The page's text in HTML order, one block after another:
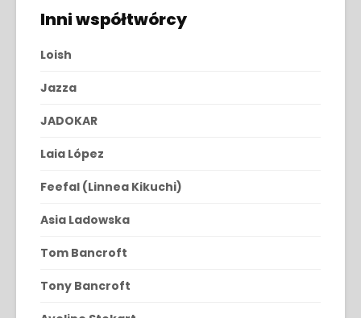
Inni współtwórcy
Loish
Jazza
JADOKAR
Laia López
Feefal (Linnea Kikuchi)
Asia Ladowska
Tom Bancroft
Tony Bancroft